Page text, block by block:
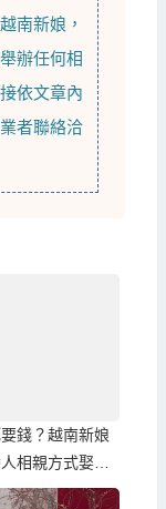
越南新娘 ，
辦任何相
依文章內
者聯絡洽
錢？越南新娘
相親方式娶越
的真相！